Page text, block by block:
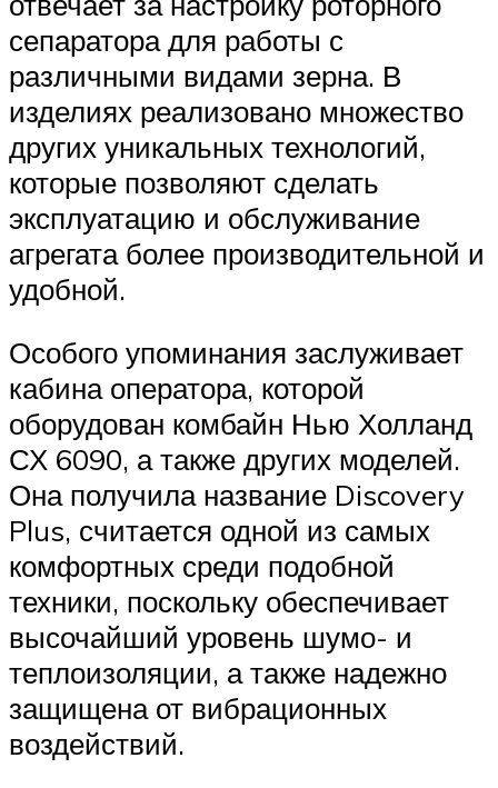
сепаратора для работы с
различными видами зерна. В
изделиях реализовано множество
других уникальных технологий,
которые позволяют сделать
эксплуатацию и обслуживание
агрегата более производительной и
удобной.
Особого упоминания заслуживает
кабина оператора, которой
оборудован комбайн Нью Холланд
СХ 6090, а также других моделей.
Она получила название Discovery
Plus, считается одной из самых
комфортных среди подобной
техники, поскольку обеспечивает
высочайший уровень шумо- и
теплоизоляции, а также надежно
защищена от вибрационных
воздействий.